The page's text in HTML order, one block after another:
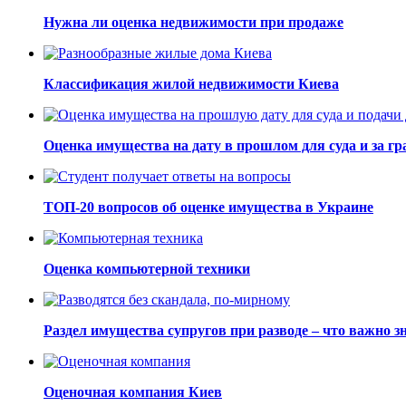
Нужна ли оценка недвижимости при продаже
Классификация жилой недвижимости Киева
Оценка имущества на дату в прошлом для суда и за
ТОП-20 вопросов об оценке имущества в Украине
Оценка компьютерной техники
Раздел имущества супругов при разводе – что важно
Оценочная компания Киев